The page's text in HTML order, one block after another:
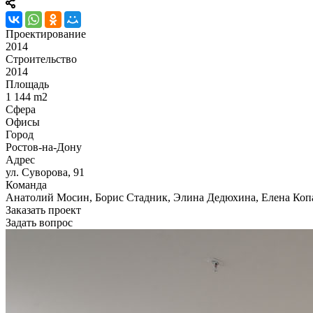
Проектирование
2014
Строительство
2014
Площадь
1 144 m2
Сфера
Офисы
Город
Ростов-на-Дону
Адрес
ул. Суворова, 91
Команда
Анатолий Мосин, Борис Стадник, Элина Дедюхина, Елена
Заказать проект
Задать вопрос